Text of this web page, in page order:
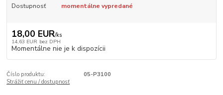
Dostupnosť momentálne vypredané
18,00 EUR/ks
14,63 EUR bez DPH
Momentálne nie je k dispozícii
Číslo produktu:
05-P3100
Strážiť cenu / dostupnosť